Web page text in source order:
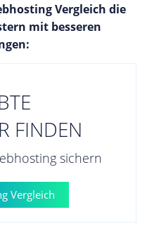
Vergleich die
mit besseren
FINDEN
sichern
Vergleich